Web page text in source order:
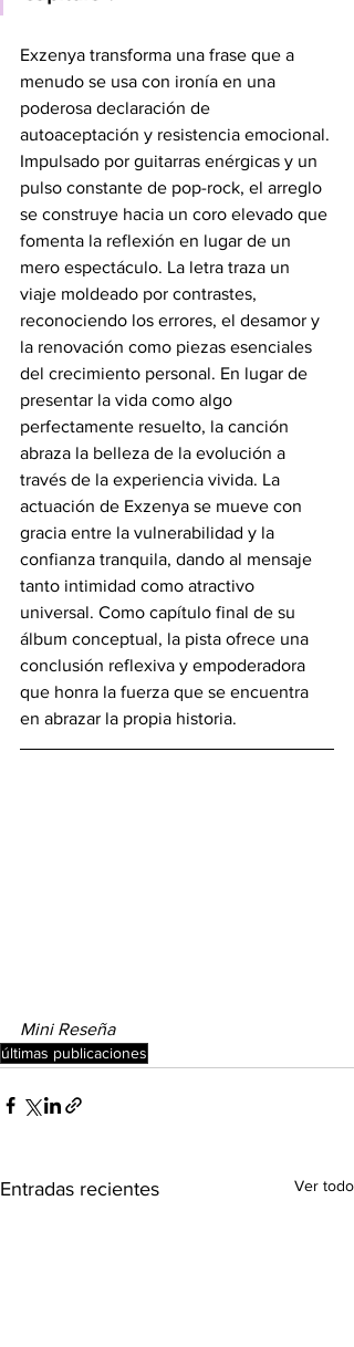
Exzenya transforma una frase que a
menudo se usa con ironía en una
poderosa declaración de
autoaceptación y resistencia emocional.
Impulsado por guitarras enérgicas y un
pulso constante de pop-rock, el arreglo
se construye hacia un coro elevado que
fomenta la reflexión en lugar de un
mero espectáculo. La letra traza un
viaje moldeado por contrastes,
reconociendo los errores, el desamor y
la renovación como piezas esenciales
del crecimiento personal. En lugar de
presentar la vida como algo
perfectamente resuelto, la canción
abraza la belleza de la evolución a
través de la experiencia vivida. La
actuación de Exzenya se mueve con
gracia entre la vulnerabilidad y la
confianza tranquila, dando al mensaje
tanto intimidad como atractivo
universal. Como capítulo final de su
álbum conceptual, la pista ofrece una
conclusión reflexiva y empoderadora
que honra la fuerza que se encuentra
en abrazar la propia historia.
Mini Reseña
últimas publicaciones
Entradas recientes Ver todo